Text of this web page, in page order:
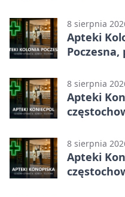
8 sierpnia
Apteki
8 sierpnia
Apteki
8 sierpnia
Apteki